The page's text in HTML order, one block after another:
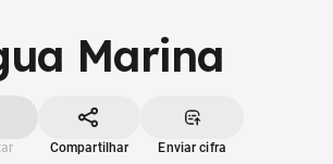
Marina
Compartilhar Enviar cifra